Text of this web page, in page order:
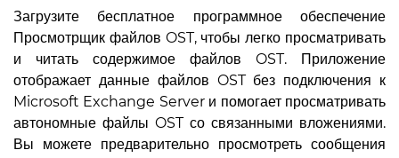
Загрузите бесплатное программное обеспечение
Просмотрщик файлов OST, чтобы легко просматривать
и читать содержимое файлов OST. Приложение
отображает данные файлов OST без подключения к
Microsoft Exchange Server и помогает просматривать
автономные файлы OST со связанными вложениями.
Вы можете предварительно просмотреть сообщения